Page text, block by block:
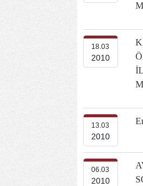
18.03
2010
13.03
2010
06.03
2010